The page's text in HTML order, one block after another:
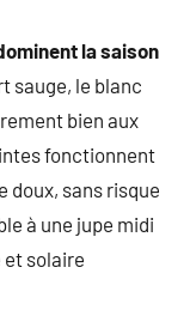
la saison
sauge, le blanc
bien aux
fonctionnent
doux, sans risque
à une jupe midi
solaire